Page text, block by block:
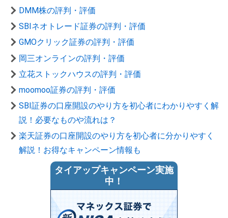
DMM株の評判・評価
SBIネオトレード証券の評判・評価
GMOクリック証券の評判・評価
岡三オンラインの評判・評価
立花ストックハウスの評判・評価
moomoo証券の評判・評価
SBI証券の口座開設のやり方を初心者にわかりやすく解
説！必要なものや流れは？
楽天証券の口座開設のやり方を初心者に分かりやすく
解説！お得なキャンペーン情報も
タイアップキャンペーン実施
中！